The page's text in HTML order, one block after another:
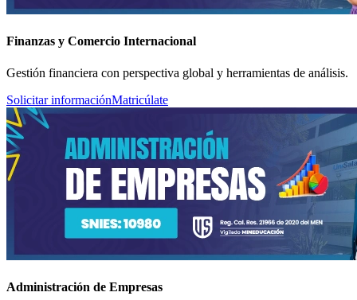
Finanzas y Comercio Internacional
Gestión financiera con perspectiva global y herramientas de análisis.
Solicitar informaciónMatricúlate
Administración de Empresas